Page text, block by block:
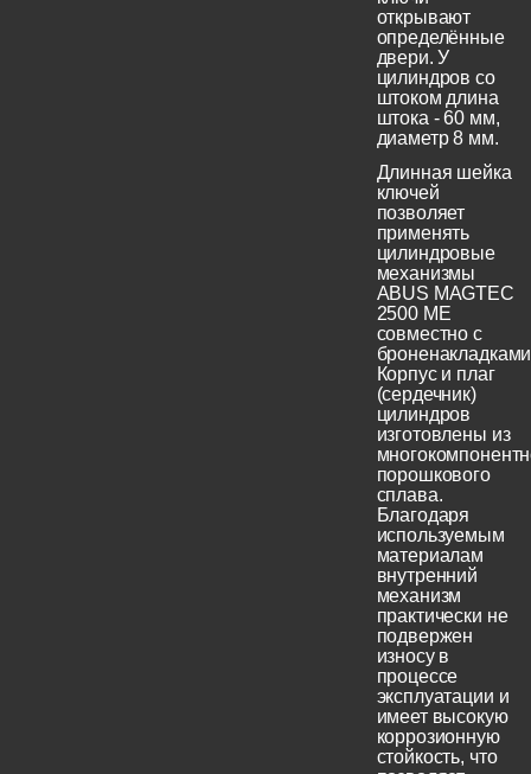
открывают
определённые
двери. У
цилиндров со
штоком длина
штока - 60 мм,
диаметр 8 мм.
Длинная шейка
ключей
позволяет
применять
цилиндровые
механизмы
ABUS MAGTEC
2500 ME
совместно с
Корпус и плаг
(сердечник)
цилиндров
изготовлены из
порошкового
сплава.
Благодаря
используемым
материалам
внутренний
механизм
практически не
подвержен
износу в
процессе
эксплуатации и
имеет высокую
коррозионную
стойкость, что